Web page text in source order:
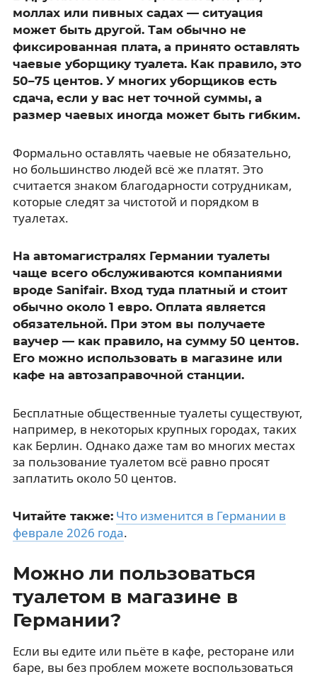
моллах или пивных садах — ситуация
может быть другой. Там обычно не
фиксированная плата, а принято оставлять
чаевые уборщику туалета. Как правило, это
50–75 центов. У многих уборщиков есть
сдача, если у вас нет точной суммы, а
размер чаевых иногда может быть гибким.
Формально оставлять чаевые не обязательно,
но большинство людей всё же платят. Это
считается знаком благодарности сотрудникам,
которые следят за чистотой и порядком в
туалетах.
На автомагистралях Германии туалеты
чаще всего обслуживаются компаниями
вроде Sanifair. Вход туда платный и стоит
обычно около 1 евро. Оплата является
обязательной. При этом вы получаете
ваучер — как правило, на сумму 50 центов.
Его можно использовать в магазине или
кафе на автозаправочной станции.
Бесплатные общественные туалеты существуют,
например, в некоторых крупных городах, таких
как Берлин. Однако даже там во многих местах
за пользование туалетом всё равно просят
заплатить около 50 центов.
Читайте также: Что изменится в Германии в
феврале 2026 года.
Можно ли пользоваться
туалетом в магазине в
Германии?
Если вы едите или пьёте в кафе, ресторане или
баре, вы без проблем можете воспользоваться